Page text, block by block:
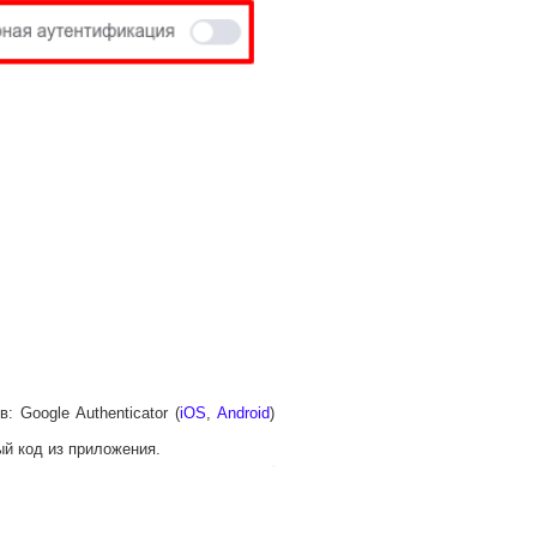
Google Authenticator (iOS,Android)
код из приложения.